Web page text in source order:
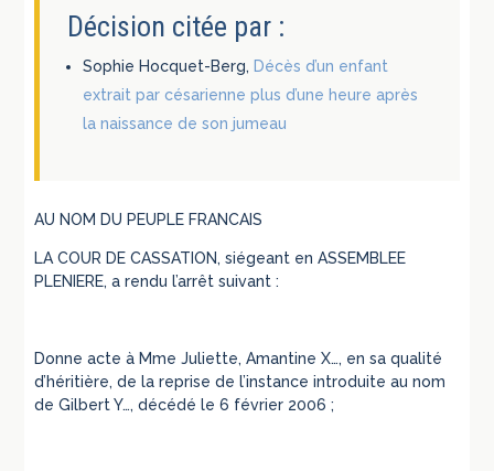
Décision citée par :
Sophie Hocquet-Berg, Décès d’un enfant
extrait par césarienne plus d’une heure après
la naissance de son jumeau
AU NOM DU PEUPLE FRANCAIS
LA COUR DE CASSATION, siégeant en ASSEMBLEE
PLENIERE, a rendu l’arrêt suivant :
Donne acte à Mme Juliette, Amantine X…, en sa qualité
d’héritière, de la reprise de l’instance introduite au nom
de Gilbert Y…, décédé le 6 février 2006 ;